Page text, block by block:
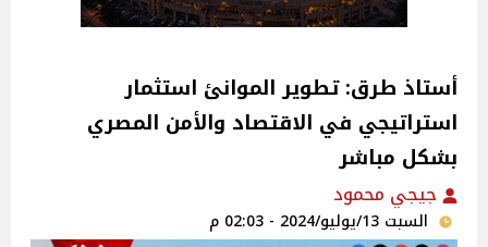
أستاذ طرق: تطوير الموانئ استثمار
استراتيجي في الاقتصاد والأمن المصري
بشكل مباشر‎
جيجي محمود
السبت 13/يوليو/2024 - 02:03 م